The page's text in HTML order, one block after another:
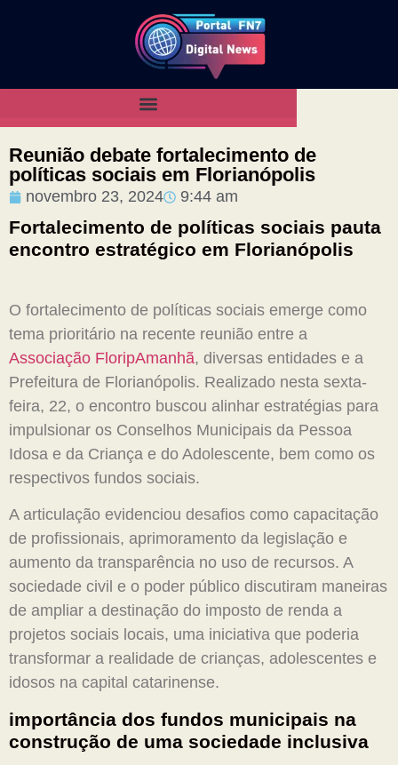
Reunião debate fortalecimento de
políticas sociais em Florianópolis
novembro 23, 2024 9:44 am
Fortalecimento de políticas sociais pauta
encontro estratégico em Florianópolis
O fortalecimento de políticas sociais emerge como
tema prioritário na recente reunião entre a
Associação FloripAmanhã, diversas entidades e a
Prefeitura de Florianópolis. Realizado nesta sexta-
feira, 22, o encontro buscou alinhar estratégias para
impulsionar os Conselhos Municipais da Pessoa
Idosa e da Criança e do Adolescente, bem como os
respectivos fundos sociais.
A articulação evidenciou desafios como capacitação
de profissionais, aprimoramento da legislação e
aumento da transparência no uso de recursos. A
sociedade civil e o poder público discutiram maneiras
de ampliar a destinação do imposto de renda a
projetos sociais locais, uma iniciativa que poderia
transformar a realidade de crianças, adolescentes e
idosos na capital catarinense.
importância dos fundos municipais na
construção de uma sociedade inclusiva